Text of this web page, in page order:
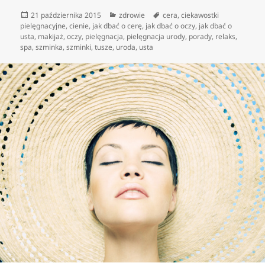
Data
publikacji
21 października 2015 Kategorie
zdrowie Tagi
cera,ciekawostki
pielęgnacyjne,cienie, jak dbać o cerę, jak dbać o oczy, jak dbać o
usta, makijaż,oczy, pielęgnacja, pielęgnacja urody, porady, relaks,
spa,szminka,szminki,tusze, uroda, usta